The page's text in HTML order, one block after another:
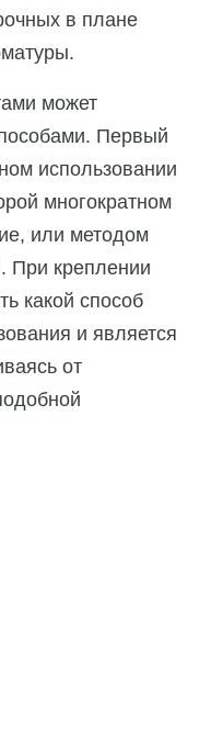
в плане
может
Первый
использовании
многократном
или методом
При креплении
какой способ
и является
от